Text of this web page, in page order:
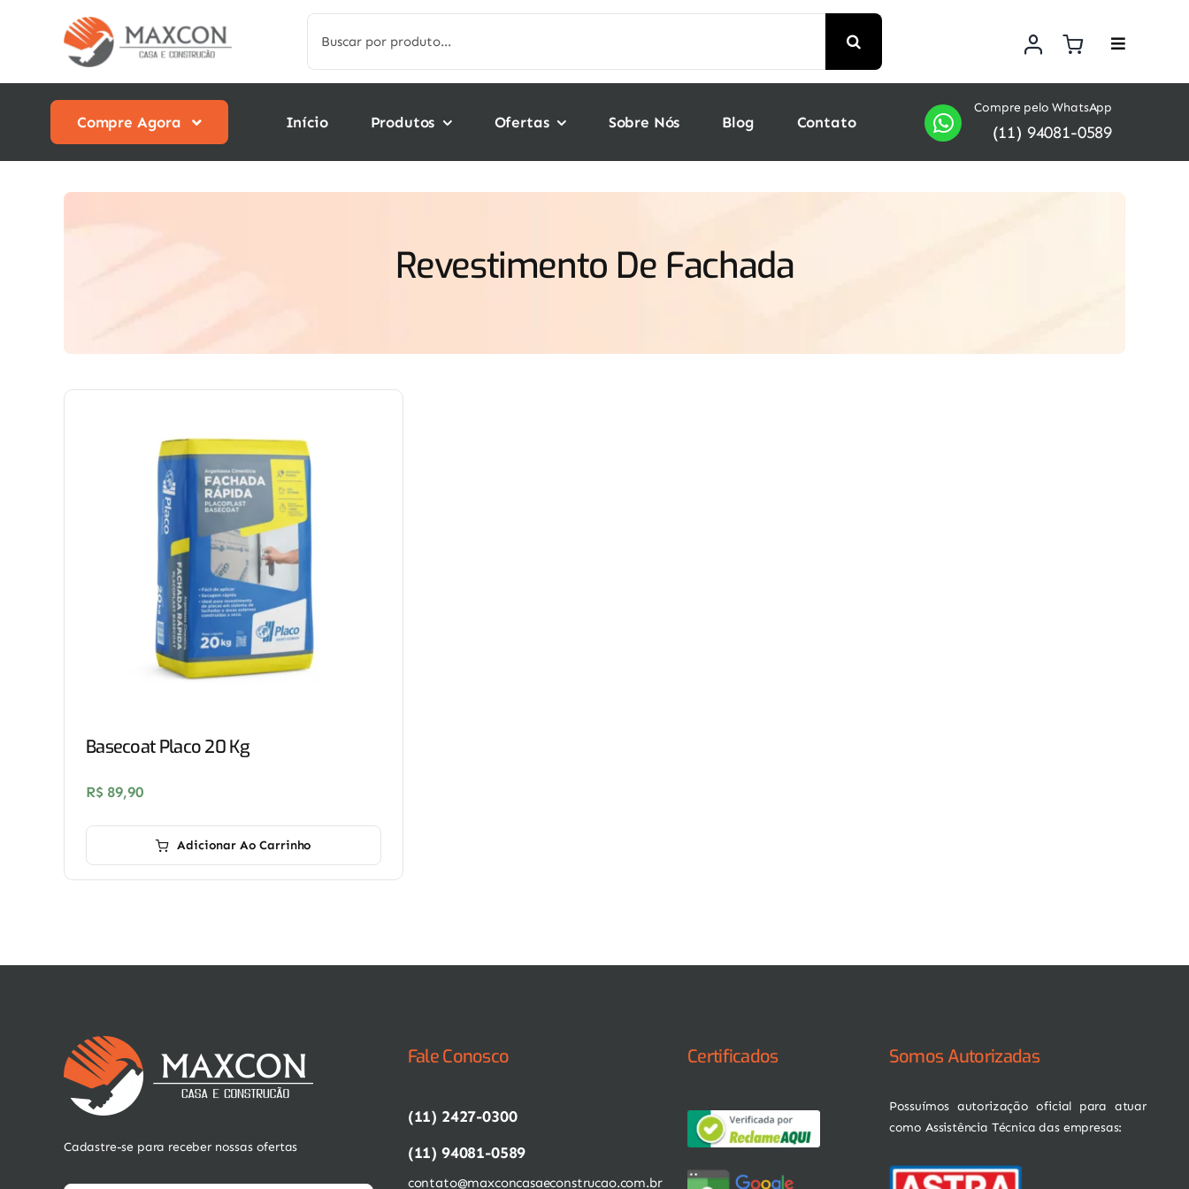
for:
Compre Agora Início Produtos Ofertas Sobre Nós Blog Contato
Compre pelo WhatsApp
(11) 94081-0589
Revestimento De Fachada
Basecoat Placo 20 Kg
R$ 89,90
Adicionar Ao Carrinho
Cadastre-se para receber nossas ofertas
Fale Conosco
(11) 2427-0300
(11) 94081-0589
contato@maxconcasaeconstrucao.com.br
Certificados Somos Autorizadas
Possuímos autorização oficial para atuar
como Assistência Técnica das empresas: